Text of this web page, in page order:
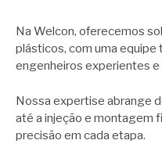
Na Welcon, oferecemos
plásticos, com uma
engenheiros experientes
Nossa expertise abrange
até a injeção e montagem
precisão em cada etapa.